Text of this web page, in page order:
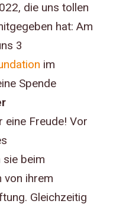
die uns tollen
hat: Am
3
im
Spende
eine Freude! Vor
sie beim
von ihrem
Gleichzeitig